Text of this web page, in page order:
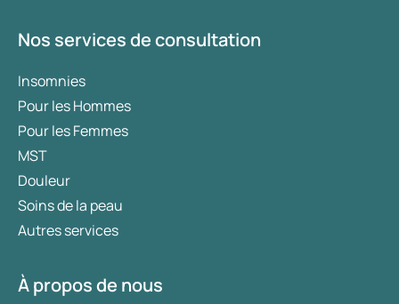
Nos services de consultation
Insomnies
Pour les Hommes
Pour les Femmes
MST
Douleur
Soins de la peau
Autres services
À propos de nous